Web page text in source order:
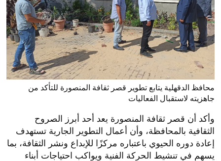
محافظ الدقهلية يتابع تطوير قصر ثقافة المنصورة للتأكد من
جاهزيته لاستقبال الفعاليات
وأكد أن قصر ثقافة المنصورة يعد أحد أبرز الصروح
الثقافية بالمحافظة، وأن أعمال التطوير الجارية تستهدف
إعادة دوره الحيوي باعتباره مركزًا للإبداع ونشر الثقافة، بما
يسهم في تنشيط الحركة الفنية ويواكب احتياجات أبناء